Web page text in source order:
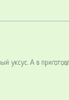
уксус. А в